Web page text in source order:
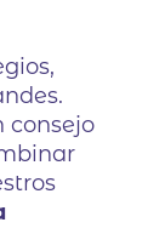
consejo